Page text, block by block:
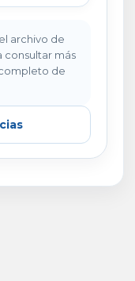
archivo de
consultar más
de